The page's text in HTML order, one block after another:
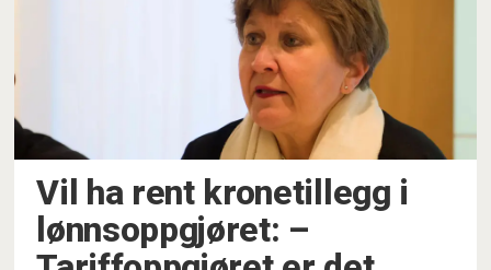
Vil ha rent kronetillegg i
lønnsoppgjøret: –⁠